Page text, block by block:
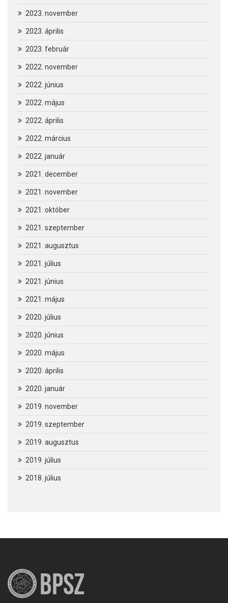
2023. november
2023. április
2023. február
2022. november
2022. június
2022. május
2022. április
2022. március
2022. január
2021. december
2021. november
2021. október
2021. szeptember
2021. augusztus
2021. július
2021. június
2021. május
2020. július
2020. június
2020. május
2020. április
2020. január
2019. november
2019. szeptember
2019. augusztus
2019. július
2018. július